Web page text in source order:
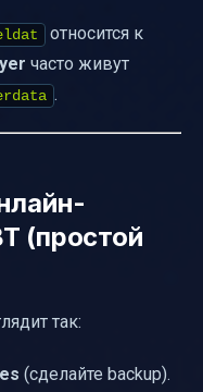
относится к
часто живут
.
(простой
так:
(сделайте backup).